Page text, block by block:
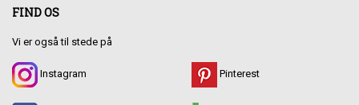
FIND OS
Vi er også til stede på
Instagram Pinterest